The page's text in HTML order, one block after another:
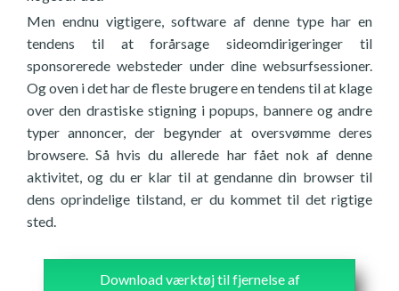
Men endnu vigtigere, software af denne type har en
tendens til at forårsage sideomdirigeringer til
sponsorerede websteder under dine websurfsessioner.
Og oven i det har de fleste brugere en tendens til at klage
over den drastiske stigning i popups, bannere og andre
typer annoncer, der begynder at oversvømme deres
browsere. Så hvis du allerede har fået nok af denne
aktivitet, og du er klar til at gendanne din browser til
dens oprindelige tilstand, er du kommet til det rigtige
sted.
Download værktøj til fjernelse af